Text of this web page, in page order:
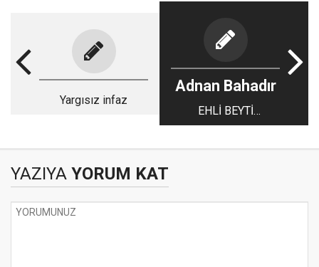
Yargısız infaz
Adnan Bahadır
EHLİ BEYTİ
TANIMAYA DEVAM
YAZIYA YORUM KAT